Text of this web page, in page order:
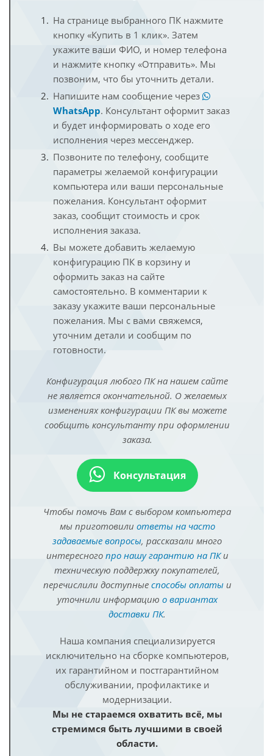
На странице выбранного ПК нажмите
кнопку «Купить в 1 клик». Затем
укажите ваши ФИО, и номер телефона
и нажмите кнопку «Отправить». Мы
позвоним, что бы уточнить детали.
Напишите нам сообщение через
WhatsApp. Консультант оформит заказ
и будет информировать о ходе его
исполнения через мессенджер.
Позвоните по телефону, сообщите
параметры желаемой конфигурации
компьютера или ваши персональные
пожелания. Консультант оформит
заказ, сообщит стоимость и срок
исполнения заказа.
Вы можете добавить желаемую
конфигурацию ПК в корзину и
оформить заказ на сайте
самостоятельно. В комментарии к
заказу укажите ваши персональные
пожелания. Мы с вами свяжемся,
уточним детали и сообщим по
готовности.
Конфигурация любого ПК на нашем сайте
не является окончательной. О желаемых
изменениях конфигурации ПК вы можете
сообщить консультанту при оформлении
заказа.
Консультация
Чтобы помочь Вам с выбором компьютера
мы приготовили ответы на часто
задаваемые вопросы, рассказали много
интересного про нашу гарантию на ПКи
техническую поддержку покупателей,
перечислили доступные способы оплатыи
уточнили информацию о вариантах
доставки ПК.
Наша компания специализируется
исключительно на сборке компьютеров,
их гарантийном и постгарантийном
обслуживании, профилактике и
модернизации.
Мы не стараемся охватить всё, мы
стремимся быть лучшими в своей
области.